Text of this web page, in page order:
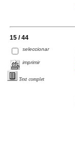
15 / 44
seleccionar
imprimir
Text complet